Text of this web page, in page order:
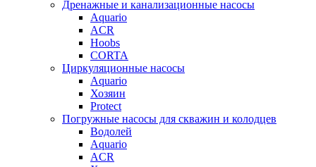
Дренажные и канализационные насосы
Aquario
ACR
Hoobs
CORTA
Циркуляционные насосы
Aquario
Хозяин
Protect
Погружные насосы для скважин и колодцев
Водолей
Aquario
ACR